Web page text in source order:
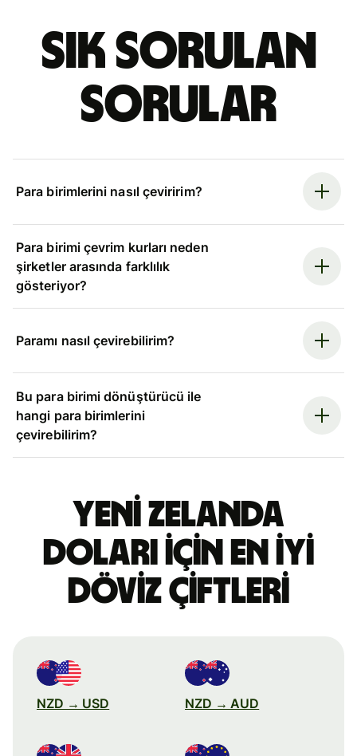
Sık sorulan
sorular
Para birimlerini nasıl çeviririm?
Para birimi çevrim kurları neden
şirketler arasında farklılık
gösteriyor?
Paramı nasıl çevirebilirim?
Bu para birimi dönüştürücü ile
hangi para birimlerini
çevirebilirim?
Yeni Zelanda
doları için en iyi
döviz çiftleri
NZD → USD NZD → AUD